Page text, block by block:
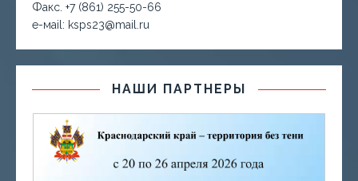
Факс. +7 (861) 255-50-66
е-маil: ksps23@mail.ru
НАШИ ПАРТНЕРЫ